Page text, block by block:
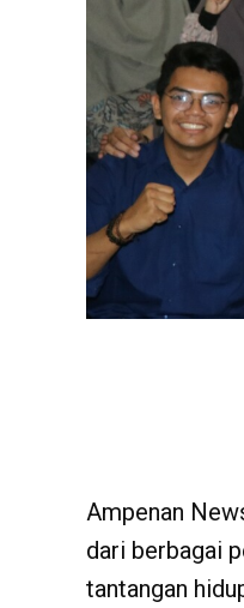
Ampenan
dari berbagai
tantangan